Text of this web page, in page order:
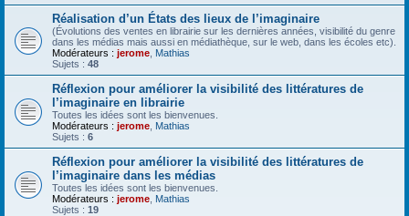
Réalisation d’un États des lieux de l’imaginaire
(Évolutions des ventes en librairie sur les dernières années, visibilité du genre
dans les médias mais aussi en médiathèque, sur le web, dans les écoles etc).
Modérateurs : jerome Mathias
Sujets : 48
Réflexion pour améliorer la visibilité des littératures de
l’imaginaire en librairie
Toutes les idées sont les bienvenues.
Modérateurs : jerome Mathias
Sujets : 6
Réflexion pour améliorer la visibilité des littératures de
l’imaginaire dans les médias
Toutes les idées sont les bienvenues.
Modérateurs : jerome Mathias
Sujets : 19